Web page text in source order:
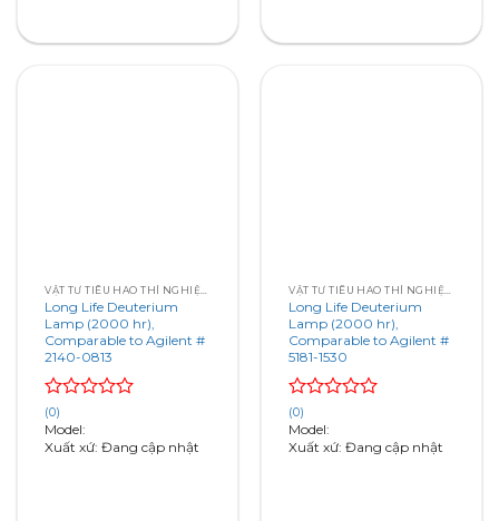
Long Life Deuterium
Lamp (2000 hr),
Comparable to Agilent #
2140-0813
Rated
0
out
(0)
Model:
Xuất xứ: Đang cập nhật
Long Life Deuterium
Lamp (2000 hr),
Comparable to Agilent #
5181-1530
Rated
0
out
(0)
Model:
Xuất xứ: Đang cập nhật